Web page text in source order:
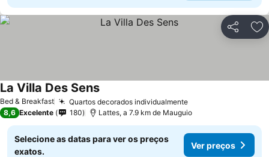
Partilhar
Bed & Breakfast Quartos decorados individualmente
La Villa Des Sens
8,6 Excelente 180 Lattes, a 7.9 km de Mauguio
Selecione as datas para ver os preços
exatos.
Ver preços